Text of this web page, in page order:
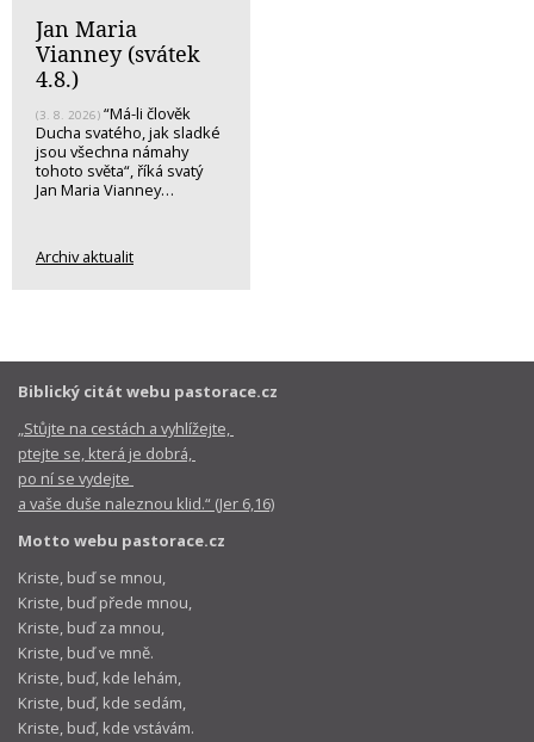
Jan Maria
Vianney (svátek
4.8.)
(3. 8. 2026) “Má-li člověk
Ducha svatého, jak sladké
jsou všechna námahy
tohoto světa“, říká svatý
Jan Maria Vianney…
Archiv aktualit
Biblický citát webu pastorace.cz
„Stůjte na cestách a vyhlížejte,
ptejte se, která je dobrá,
po ní se vydejte
a vaše duše naleznou klid.“ (Jer 6,16)
Motto webu pastorace.cz
Kriste, buď se mnou,
Kriste, buď přede mnou,
Kriste, buď za mnou,
Kriste, buď ve mně.
Kriste, buď, kde lehám,
Kriste, buď, kde sedám,
Kriste, buď, kde vstávám.